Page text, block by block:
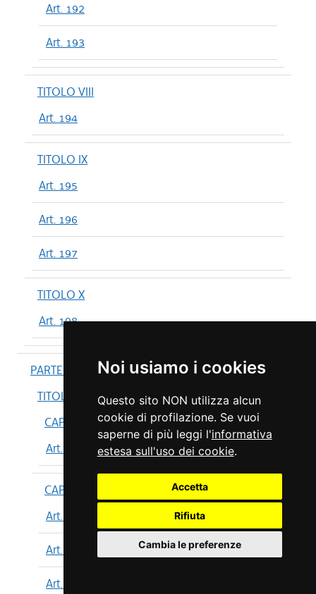
Noi usiamo i cookies
Questo sito NON utilizza alcun
cookie di profilazione. Se vuoi
saperne di più leggi l'informativa
estesa sull'uso dei cookie.
Accetta
Rifiuta
Cambia le preferenze
Art. 192
Art. 193
TITOLO VIII
Art. 194
TITOLO IX
Art. 195
Art. 196
Art. 197
TITOLO X
Art. 198
PARTE IV
TITOLO I
CAPO I
Art. 199
CAPO II
Art. 200
Art. 201
Art. 202